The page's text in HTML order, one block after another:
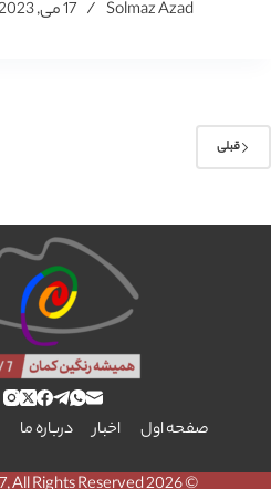
Solmaz Azad
17 می, 2023
قبلی
صفحه اول اخبار درباره ما